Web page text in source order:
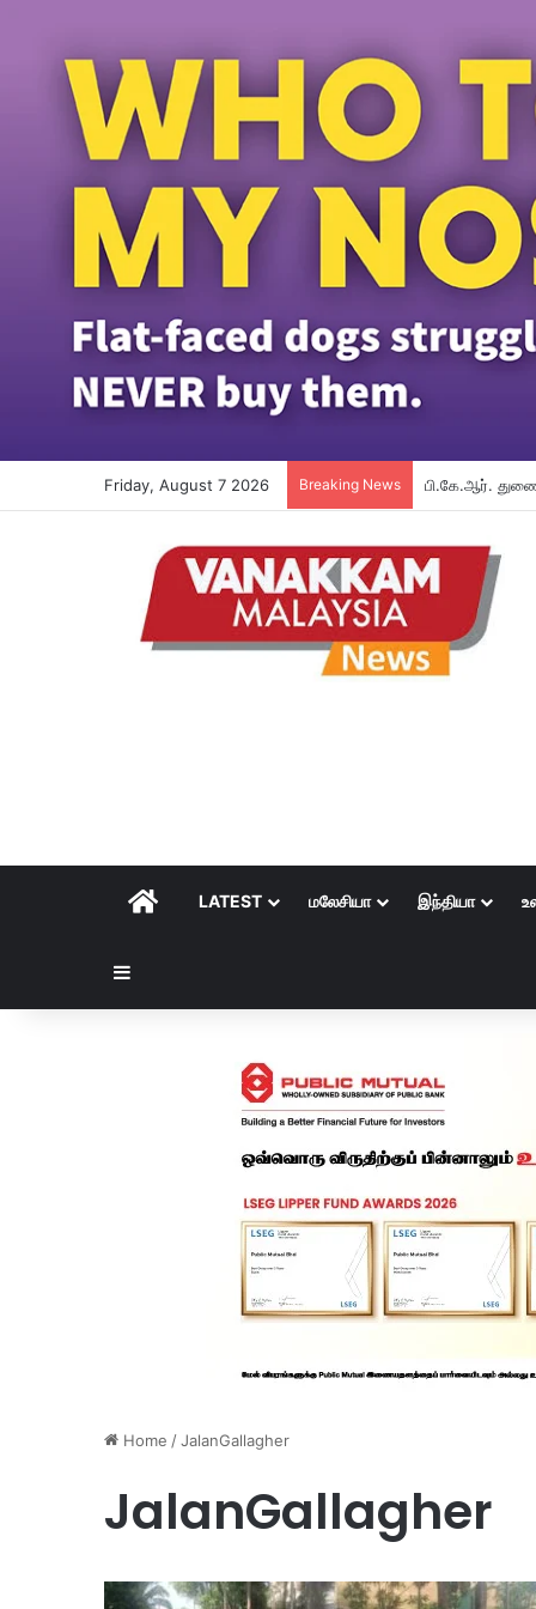
Friday, August 7 2026 Breaking News பி.கே.ஆர்.
HOMELATEST மலேசியா இந்தியா
Home /JalanGallagher
JalanGallagher